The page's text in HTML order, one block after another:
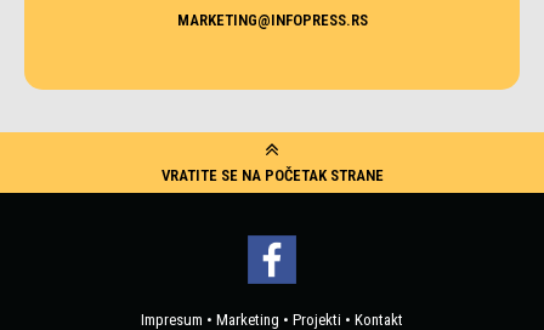
MARKETING@INFOPRESS.RS
VRATITE SE NA POČETAK STRANE
Impresum • Marketing • Projekti • Kontakt